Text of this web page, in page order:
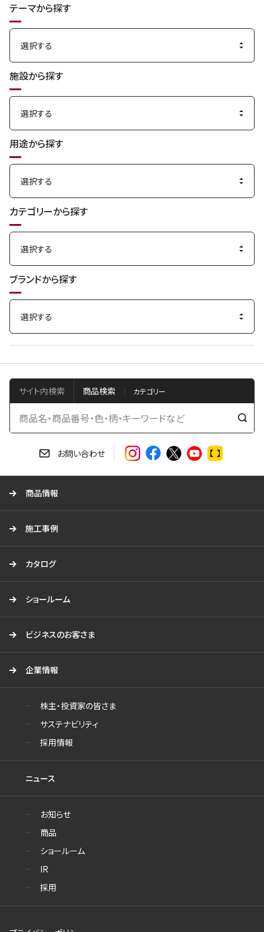
テーマから探す
施設から探す
用途から探す
カテゴリーから探す
ブランドから探す
サイト内検索 商品検索
検
お問い合わせ
商品情報
施工事例
カタログ
ショールーム
ビジネスのお客さま
企業情報
株主・投資家の皆さま
サステナビリティ
採用情報
ニュース
お知らせ
商品
ショールーム
IR
採用